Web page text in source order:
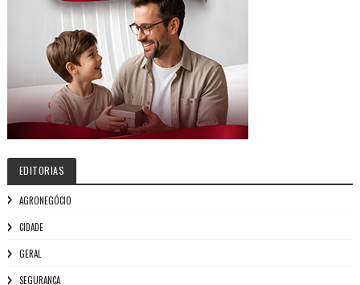
EDITORIAS
AGRONEGÓCIO
CIDADE
GERAL
SEGURANÇA